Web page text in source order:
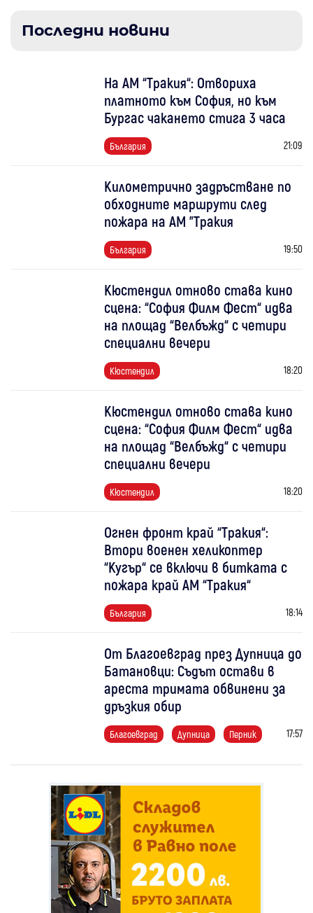
Последни новини
На АМ “Тракия“: Отвориха
платното към София, но към
Бургас чакането стига 3 часа
България 21:09
Километрично задръстване по
обходните маршрути след
пожара на АМ "Тракия
България 19:50
Кюстендил отново става кино
сцена: “София Филм Фест“ идва
на площад “Велбъжд“ с четири
специални вечери
Кюстендил 18:20
Кюстендил отново става кино
сцена: “София Филм Фест“ идва
на площад “Велбъжд“ с четири
специални вечери
Кюстендил 18:20
Огнен фронт край “Тракия“:
Втори военен хеликоптер
“Кугър“ се включи в битката с
пожара край АМ “Тракия“
България 18:14
От Благоевград през Дупница до
Батановци: Съдът остави в
ареста тримата обвинени за
дръзкия обир
Благоевград Дупница Перник 17:57